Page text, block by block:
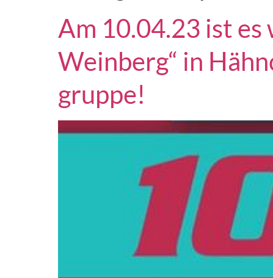
Am 10.04.23 ist es
Weinberg“ in
gruppe!